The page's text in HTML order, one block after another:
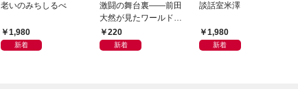
老いのみちしるべ
1,980
新着
激闘の舞台裏――前田
大然が見たワールドカ
ップ2026
220
新着
談話室米澤
1,980
新着